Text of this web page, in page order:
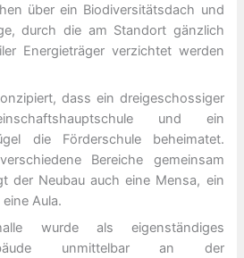
über ein Biodiversitätsdach und
durch die am Standort gänzlich
Energieträger verzichtet werden
dass ein dreigeschossiger
und ein
die Förderschule beheimatet.
Bereiche gemeinsam
der Neubau auch eine Mensa, ein
Aula.
wurde als eigenständiges
unmittelbar an der